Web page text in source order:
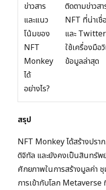
ข่าวสาร
และแนว
โน้มของ
NFT
Monkey
ได้
อย่างไร?
ติดตามข่าวส
NFT ที่น่าเ
และ
ใช้เครื่องมือ
ข้อมูลล่าสุด
สรุป
NFT Monkey ได้สร้างปร
ดิจิทัล และยังคงเป็นสินทรั
ศักยภาพในการสร้างมูลค่า
การเข้ากับโลก Metaverse